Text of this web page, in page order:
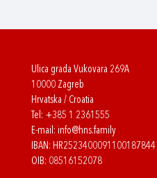
Ulica grada Vukovara 269A
10000 Zagreb
Hrvatska / Croatia
Tel: +385 1 2361555
E-mail: info@hns.family
IBAN: HR2523400091100187844
OIB: 08516152078